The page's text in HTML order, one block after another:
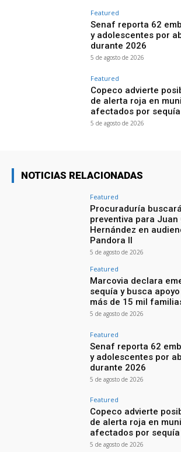
Featured
Senaf reporta 62
y adolescentes por
durante 2026
5 de agosto de 2026
Featured
Copeco advierte
de alerta roja en
afectados por sequía
5 de agosto de 2026
NOTICIAS RELACIONADAS
Featured
Procuraduría
preventiva para Juan
Hernández en
Pandora II
5 de agosto de 2026
Featured
Marcovia declara
sequía y busca
más de 15 mil
5 de agosto de 2026
Featured
Senaf reporta 62
y adolescentes por
durante 2026
5 de agosto de 2026
Featured
Copeco advierte
de alerta roja en
afectados por sequía
5 de agosto de 2026